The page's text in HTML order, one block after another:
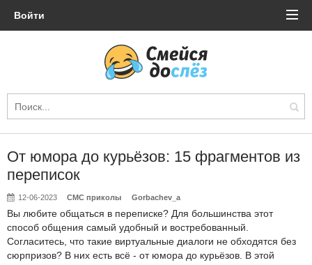
Войти
От юмора до курьёзов: 15 фрагментов из
переписок
12-06-2023 СМС приколы Gorbachev_a
Вы любите общаться в переписке? Для большинства этот
способ общения самый удобный и востребованный.
Согласитесь, что такие виртуальные диалоги не обходятся без
сюрпризов? В них есть всё - от юмора до курьёзов. В этой